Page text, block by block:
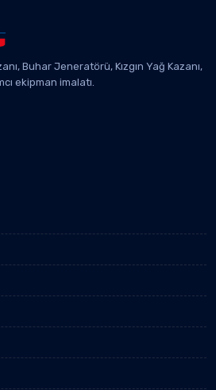
Buhar Jeneratörü, Kızgın Yağ Kazanı,
ekipman imalatı.